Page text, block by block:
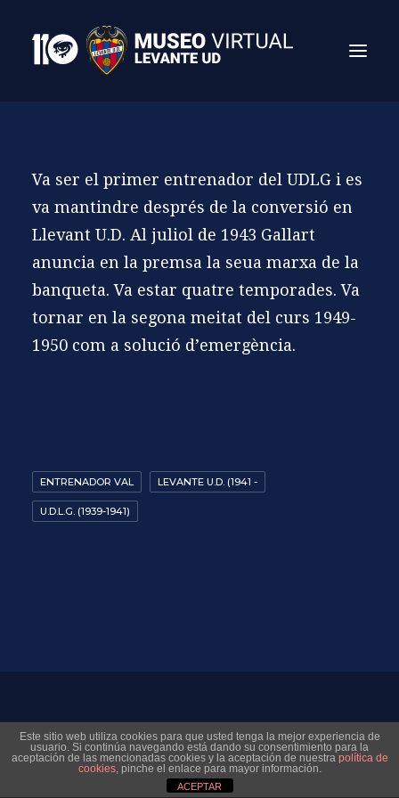
Search
Va ser el primer entrenador del UDLG i es
va mantindre després de la conversió en
Llevant U.D. Al juliol de 1943 Gallart
anuncia en la premsa la seua marxa de la
banqueta. Va estar quatre temporades. Va
tornar en la segona meitat del curs 1949-
1950 com a solució d’emergència.
ENTRENADOR VAL LEVANTE U.D. (1941 -
U.D.L.G. (1939-1941)
© 2026 Museo Virtual Levante UD. All rights reserved
Este sitio web utiliza cookies para que usted tenga la mejor experiencia de
usuario. Si continúa navegando está dando su consentimiento para la
aceptación de las mencionadas cookies y la aceptación de nuestra política de
cookies, pinche el enlace para mayor información.
ACEPTAR